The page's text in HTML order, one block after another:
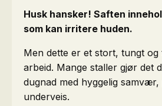
Husk hansker! Saften
som kan irritere huden.
Men dette er et stort, tungt og
arbeid. Mange staller gjør det
dugnad med hyggelig
underveis.